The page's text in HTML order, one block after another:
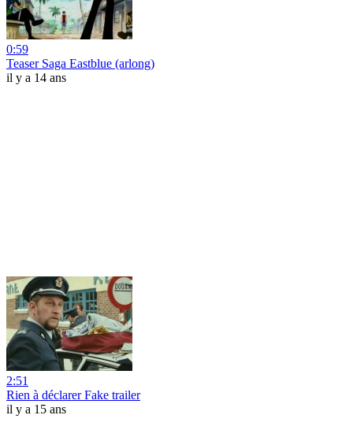
0:59
Teaser Saga Eastblue (arlong)
il y a 14 ans
2:51
Rien à déclarer Fake trailer
il y a 15 ans